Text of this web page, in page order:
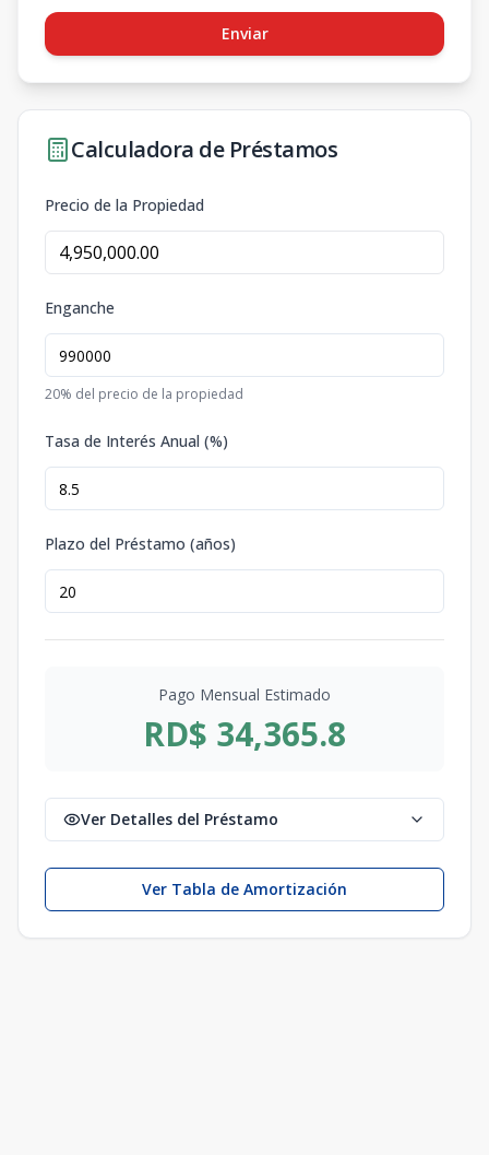
Enviar
Calculadora de Préstamos
Precio de la Propiedad
Enganche
20% del precio de la propiedad
Tasa de Interés Anual (%)
Plazo del Préstamo (años)
Pago Mensual Estimado
RD$ 34,365.8
Ver Detalles del Préstamo
Ver Tabla de Amortización